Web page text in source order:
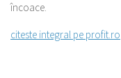
încoace.
citeste integral pe profit.ro